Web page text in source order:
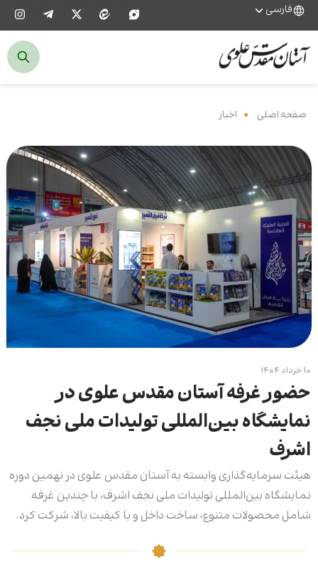
فارسی
صفحه اصلی اخبار
۱۰ خرداد ۱۴۰۴
حضور غرفه آستان مقدس علوی در
نمایشگاه بین‌المللی تولیدات ملی نجف
اشرف
هیئت سرمایه‌گذاری وابسته به آستان مقدس علوی در نهمین دوره
نمایشگاه بین‌المللی تولیدات ملی نجف اشرف، با چندین غرفه
شامل محصولات متنوع، ساخت داخل و با کیفیت بالا، شرکت کرد.